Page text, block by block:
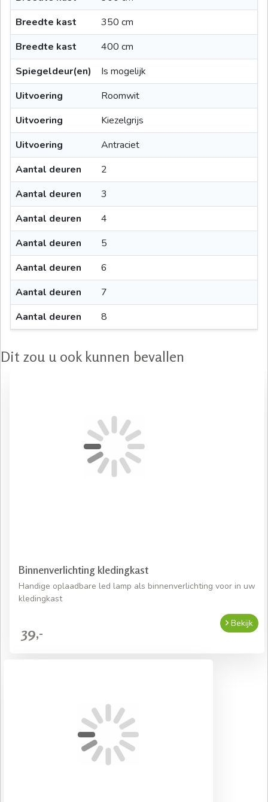
Breedte kast
350 cm
Breedte kast
400 cm
Spiegeldeur(en)
Is mogelijk
Uitvoering
Roomwit
Uitvoering
Kiezelgrijs
Uitvoering
Antraciet
Aantal deuren
2
Aantal deuren
3
Aantal deuren
4
Aantal deuren
5
Aantal deuren
6
Aantal deuren
7
Aantal deuren
8
Dit zou u ook kunnen bevallen
Binnenverlichting kledingkast
Handige oplaadbare led lamp als binnenverlichting voor in uw
kledingkast
39,-
Bekijk